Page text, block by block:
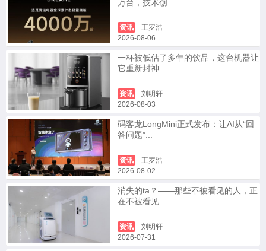
万台，技术创...
资讯
王罗浩
2026-08-06
一杯被低估了多年的饮品，这台机器让
它重新封神...
资讯
刘明轩
2026-08-03
码客龙LongMini正式发布：让AI从“回
答问题”...
资讯
王罗浩
2026-08-02
消失的ta？——那些不被看见的人，正
在不被看见...
资讯
刘明轩
2026-07-31